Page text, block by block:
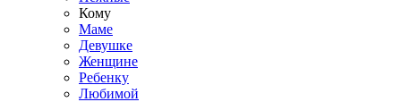
Кому
Маме
Девушке
Женщине
Ребенку
Любимой